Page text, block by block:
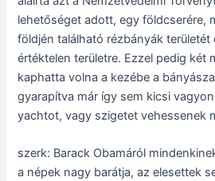
lehetőséget adott, egy földcserére,
földjén található rézbányák területét
értéktelen területre. Ezzel pedig két
kaphatta volna a kezébe a
gyarapítva már így sem kicsi
yachtot, vagy szigetet vehessenek
szerk: Barack Obamáról
a népek nagy barátja, az elesettek